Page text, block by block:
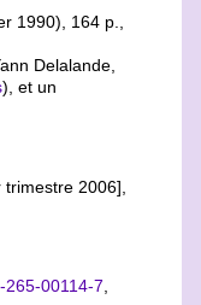
1990), 164 p.,
Delalande,
), et un
2006],
265-00114-7